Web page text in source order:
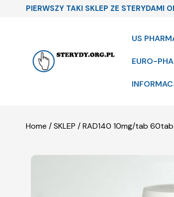
PIERWSZY TAKI SKLEP ZE STERYDAMI
US
EURO-
Home /SKLEP / RAD140 10mg/tab 60tab